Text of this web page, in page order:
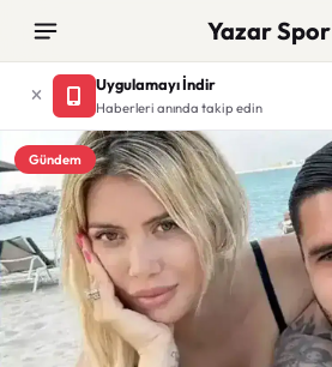
Yazar Spor
Uygulamayı İndir
Haberleri anında takip edin
Gündem